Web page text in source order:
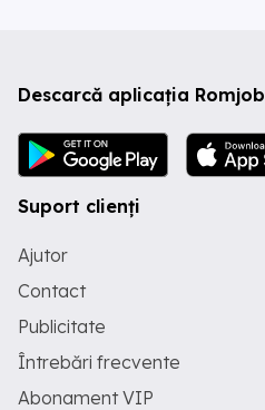
Descarcă aplicația Romjob
Suport clienți
Ajutor
Contact
Publicitate
Întrebări frecvente
Abonament VIP